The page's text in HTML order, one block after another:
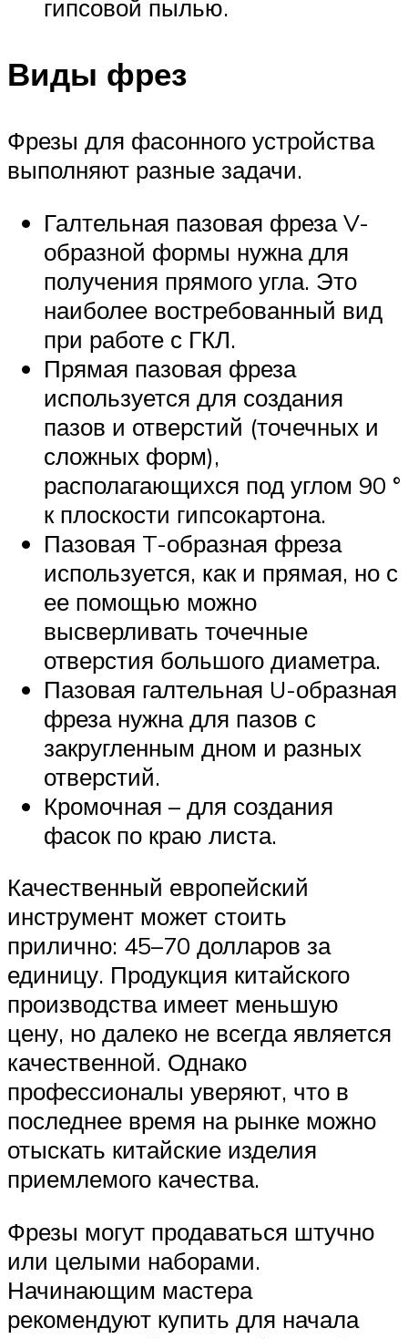
гипсовой пылью.
Виды фрез
Фрезы для фасонного устройства
выполняют разные задачи.
Галтельная пазовая фреза V-
образной формы нужна для
получения прямого угла. Это
наиболее востребованный вид
при работе с ГКЛ.
Прямая пазовая фреза
используется для создания
пазов и отверстий (точечных и
сложных форм),
располагающихся под углом 90 °
к плоскости гипсокартона.
Пазовая T-образная фреза
используется, как и прямая, но с
ее помощью можно
высверливать точечные
отверстия большого диаметра.
Пазовая галтельная U-образная
фреза нужна для пазов с
закругленным дном и разных
отверстий.
Кромочная – для создания
фасок по краю листа.
Качественный европейский
инструмент может стоить
прилично: 45–70 долларов за
единицу. Продукция китайского
производства имеет меньшую
цену, но далеко не всегда является
качественной. Однако
профессионалы уверяют, что в
последнее время на рынке можно
отыскать китайские изделия
приемлемого качества.
Фрезы могут продаваться штучно
или целыми наборами.
Начинающим мастера
рекомендуют купить для начала